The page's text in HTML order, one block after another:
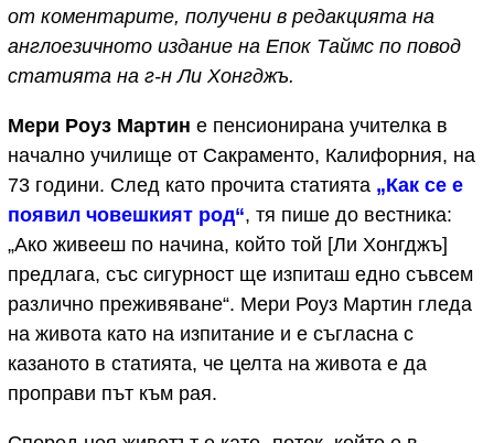
от коментарите, получени в редакцията на
англоезичното издание на Епок Таймс по повод
статията на г-н Ли Хонгджъ.
Мери Роуз Мартин е пенсионирана учителка в
начално училище от Сакраменто, Калифорния, на
73 години. След като прочита статията „Как се е
появил човешкият род“, тя пише до вестника:
„Ако живееш по начина, който той [Ли Хонгджъ]
предлага, със сигурност ще изпиташ едно съвсем
различно преживяване“. Мери Роуз Мартин гледа
на живота като на изпитание и е съгласна с
казаното в статията, че целта на живота е да
проправи път към рая.